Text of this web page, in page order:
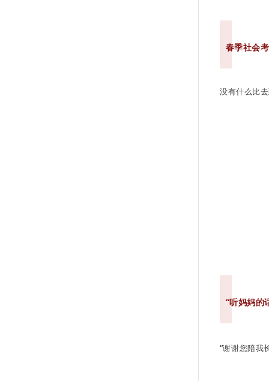
春季社会
没有什么比
“听妈妈的
“谢谢您陪我